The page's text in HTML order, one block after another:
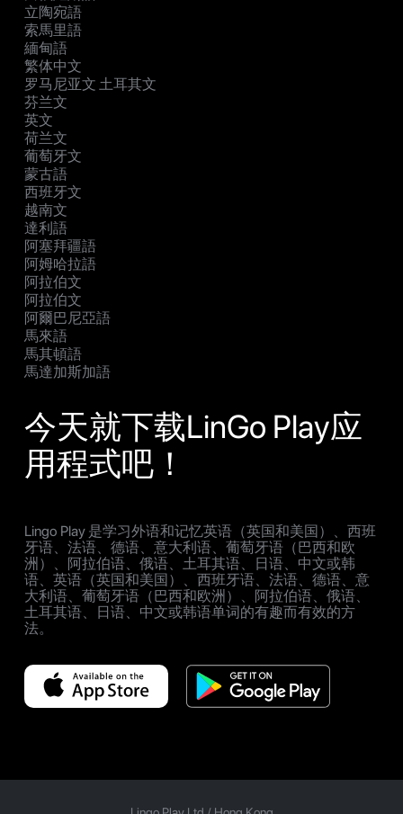
立陶宛語
索馬里語
緬甸語
繁体中文
罗马尼亚文 土耳其文
芬兰文
英文
荷兰文
葡萄牙文
蒙古語
西班牙文
越南文
達利語
阿塞拜疆語
阿姆哈拉語
阿拉伯文
阿拉伯文
阿爾巴尼亞語
馬來語
馬其頓語
馬達加斯加語
今天就下载LinGo Play应
用程式吧！
Lingo Play 是学习外语和记忆英语（英国和美国）、西班
牙语、法语、德语、意大利语、葡萄牙语（巴西和欧
洲）、阿拉伯语、俄语、土耳其语、日语、中文或韩
语、英语（英国和美国）、西班牙语、法语、德语、意
大利语、葡萄牙语（巴西和欧洲）、阿拉伯语、俄语、
土耳其语、日语、中文或韩语单词的有趣而有效的方
法。